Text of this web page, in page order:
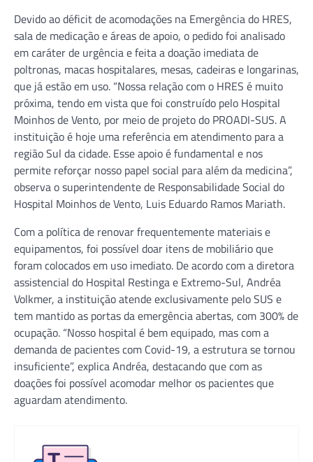
Devido ao déficit de acomodações na Emergência do HRES,
sala de medicação e áreas de apoio, o pedido foi analisado
em caráter de urgência e feita a doação imediata de
poltronas, macas hospitalares, mesas, cadeiras e longarinas,
que já estão em uso. “Nossa relação com o HRES é muito
próxima, tendo em vista que foi construído pelo Hospital
Moinhos de Vento, por meio de projeto do PROADI-SUS. A
instituição é hoje uma referência em atendimento para a
região Sul da cidade. Esse apoio é fundamental e nos
permite reforçar nosso papel social para além da medicina”,
observa o superintendente de Responsabilidade Social do
Hospital Moinhos de Vento, Luis Eduardo Ramos Mariath.
Com a política de renovar frequentemente materiais e
equipamentos, foi possível doar itens de mobiliário que
foram colocados em uso imediato. De acordo com a diretora
assistencial do Hospital Restinga e Extremo-Sul, Andréa
Volkmer, a instituição atende exclusivamente pelo SUS e
tem mantido as portas da emergência abertas, com 300% de
ocupação. “Nosso hospital é bem equipado, mas com a
demanda de pacientes com Covid-19, a estrutura se tornou
insuficiente”, explica Andréa, destacando que com as
doações foi possível acomodar melhor os pacientes que
aguardam atendimento.